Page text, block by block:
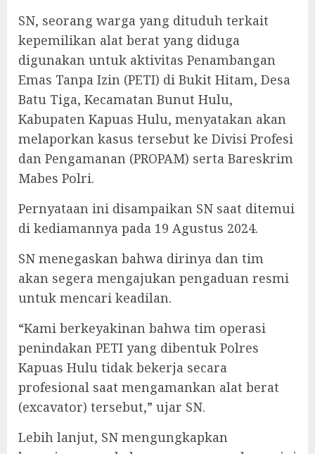
SN, seorang warga yang dituduh terkait
kepemilikan alat berat yang diduga
digunakan untuk aktivitas Penambangan
Emas Tanpa Izin (PETI) di Bukit Hitam, Desa
Batu Tiga, Kecamatan Bunut Hulu,
Kabupaten Kapuas Hulu, menyatakan akan
melaporkan kasus tersebut ke Divisi Profesi
dan Pengamanan (PROPAM) serta Bareskrim
Mabes Polri.
Pernyataan ini disampaikan SN saat ditemui
di kediamannya pada 19 Agustus 2024.
SN menegaskan bahwa dirinya dan tim
akan segera mengajukan pengaduan resmi
untuk mencari keadilan.
“Kami berkeyakinan bahwa tim operasi
penindakan PETI yang dibentuk Polres
Kapuas Hulu tidak bekerja secara
profesional saat mengamankan alat berat
(excavator) tersebut,” ujar SN.
Lebih lanjut, SN mengungkapkan